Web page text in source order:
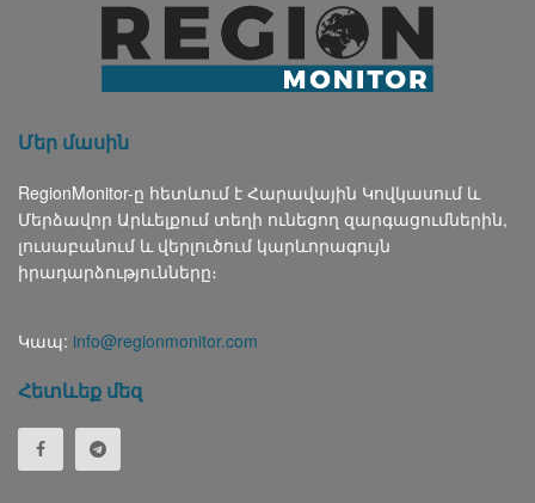
Մեր մասին
RegionMonitor-ը հետևում է Հարավային Կովկասում և
Մերձավոր Արևելքում տեղի ունեցող զարգացումներին,
լուսաբանում և վերլուծում կարևորագույն
իրադարձությունները։
Կապ: info@regionmonitor.com
Հետևեք մեզ